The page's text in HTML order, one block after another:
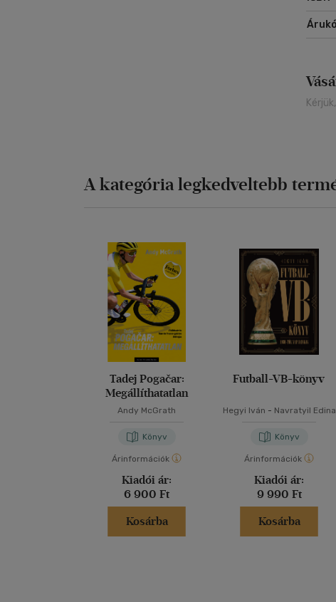
A kategória legkedveltebb
Tadej Pogačar:
Megállíthatatlan
Andy McGrath
Könyv
Árinformációk
Kiadói ár:
6 900 Ft
Kosárba
Futball-VB-könyv
Hegyi Iván - Navratyil Edina
Könyv
Árinformációk
Kiadói ár:
9 990 Ft
Kosárba